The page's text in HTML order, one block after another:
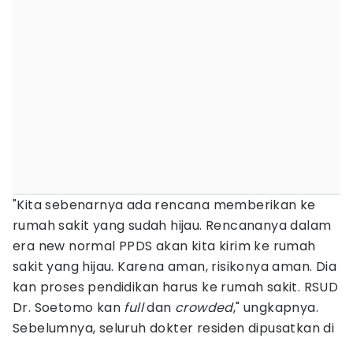
"Kita sebenarnya ada rencana memberikan ke
rumah sakit yang sudah hijau. Rencananya dalam
era new normal PPDS akan kita kirim ke rumah
sakit yang hijau. Karena aman, risikonya aman. Dia
kan proses pendidikan harus ke rumah sakit. RSUD
Dr. Soetomo kan fulldan crowded," ungkapnya.
Sebelumnya, seluruh dokter residen dipusatkan di